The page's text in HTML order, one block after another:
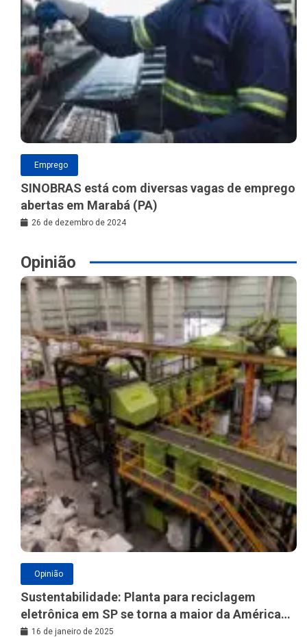
Emprego
SINOBRAS está com diversas vagas de emprego
abertas em Marabá (PA)
26 de dezembro de 2024
Opinião
Opinião
Sustentabilidade: Planta para reciclagem
eletrônica em SP se torna a maior da América
Latina
16 de janeiro de 2025